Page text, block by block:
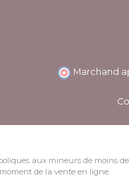
Marchand
aux mineurs de moins
de la vente en ligne.